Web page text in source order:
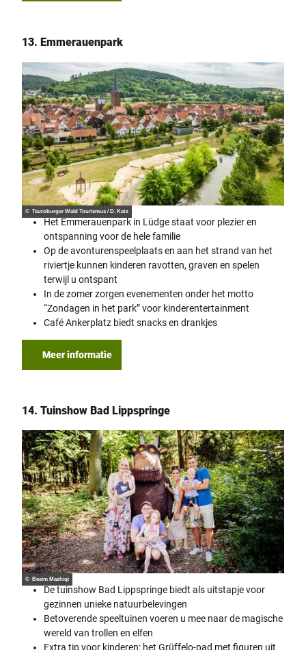
13. Emmerauenpark
© Teutoburger Wald Tourismus / D. Ketz
Het Emmerauenpark in Lüdge staat voor plezier en
ontspanning voor de hele familie
Op de avonturenspeelplaats en aan het strand van het
riviertje kunnen kinderen ravotten, graven en spelen
terwijl u ontspant
In de zomer zorgen evenementen onder het motto
“Zondagen in het park” voor kinderentertainment
Café Ankerplatz biedt snacks en drankjes
Meer informatie
14. Tuinshow Bad Lippspringe
© Besim Mazhiqi
De tuinshow Bad Lippspringe biedt als uitstapje voor
gezinnen unieke natuurbelevingen
Betoverende speeltuinen voeren u mee naar de magische
wereld van trollen en elfen
Extra tip voor kinderen: het Grüffelo-pad met figuren uit